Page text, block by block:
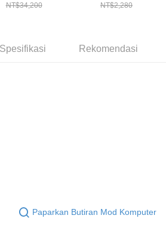
anda dikehendaki membuat pembayaran
pengguna kali pertama boleh sehingga
sebenar yang diluluskan akan berdasarkan
pengguna kali pertama yang lulus
Kadar Penghantaran
體素
NT$34,200
(桃/奶素) (10包/
NT$2,280
Spesifikasi Rekomendasi
Paparkan Butiran Mod Komputer